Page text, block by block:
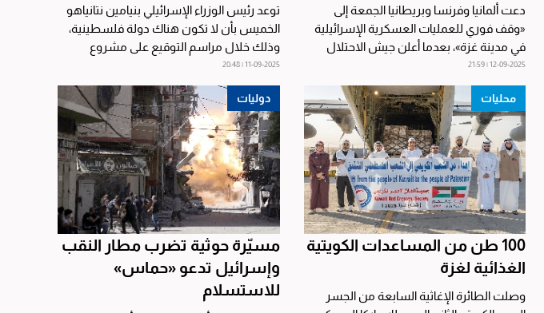
دعت ألمانيا وفرنسا وبريطانيا الجمعة إلى
«وقف فوري للعمليات العسكرية الإسرائيلية
في مدينة غزة»، بعدما أعلن جيش الاحتلال
الإسرائيلي نيته...
12-09-2025 | 21:59
توعد رئيس الوزراء الإسرائيلي بنيامين نتانياهو
الخميس بأن لا تكون هناك دولة فلسطينية،
وذلك خلال مراسم التوقيع على مشروع
استيطاني كبير في...
11-09-2025 | 20:48
محليات
100 طن من المساعدات الكويتية
الغذائية لغزة
وصلت الطائرة الإغاثية السابعة من الجسر
دوليات
مسيّرة حوثية تضرب مطار النقب
وإسرائيل تدعو «حماس»
للاستسلام